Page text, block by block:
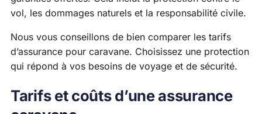
vol, les dommages naturels et la responsabilité civile.
Nous vous conseillons de bien comparer les tarifs
d’assurance pour caravane. Choisissez une protection
qui répond à vos besoins de voyage et de sécurité.
Tarifs et coûts d’une assurance